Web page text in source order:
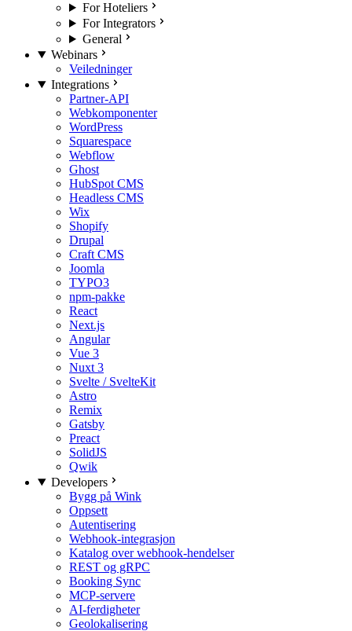
For Hoteliers
For Integrators
General
Webinars
Veiledninger
Integrations
Partner-API
Webkomponenter
WordPress
Squarespace
Webflow
Ghost
HubSpot CMS
Headless CMS
Wix
Shopify
Drupal
Craft CMS
Joomla
TYPO3
npm-pakke
React
Next.js
Angular
Vue 3
Nuxt 3
Svelte / SvelteKit
Astro
Remix
Gatsby
Preact
SolidJS
Qwik
Developers
Bygg på Wink
Oppsett
Autentisering
Webhook-integrasjon
Katalog over webhook-hendelser
REST og gRPC
Booking Sync
MCP-servere
AI-ferdigheter
Geolokalisering